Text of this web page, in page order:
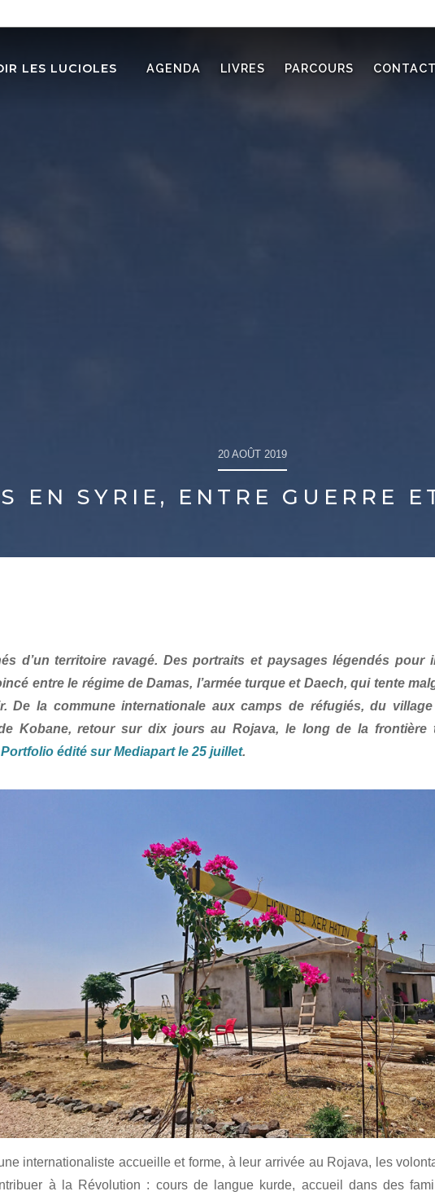
LES LUCIOLES AGENDA LIVRES PARCOURS
20 AOÛT 2019
EN SYRIE, ENTRE GUERRE
d’un territoire ravagé. Des portraits et paysages légendés pour
entre le régime de Damas, l’armée turque et Daech, qui tente
De la commune internationale aux camps de réfugiés, du
Kobane, retour sur dix jours au Rojava, le long de la frontière
Portfolio édité sur Mediapart le 25 juillet.
internationaliste accueille et forme, à leur arrivée au Rojava, les
à la Révolution : cours de langue kurde, accueil dans des